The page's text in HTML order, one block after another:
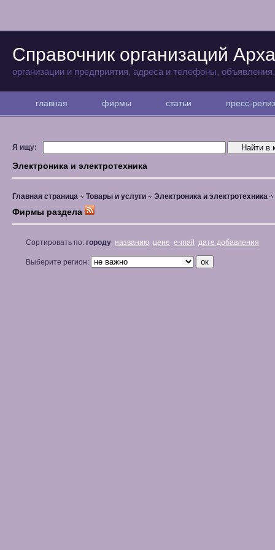
Справочник организаций
организации и предприятия, адреса и телефоны,
главная фирмы статьи пресс-
Я ищу:
Электроника и электротехника
Главная страница Товары и услуги Электроника и электротехника
Фирмы раздела
Сортировать по: городу названию цене e-mail дате добавления
Выберите регион: